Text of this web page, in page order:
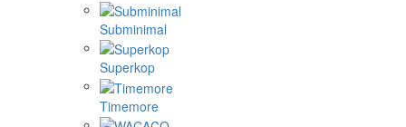
Subminimal
Superkop
Timemore